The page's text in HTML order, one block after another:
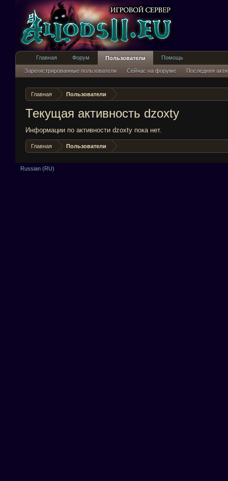
Главная Пользователи
Текущая активность dzoxty
Информации по активности dzoxty пока нет.
Главная Пользователи
Главная Форум Пользователи
Зарегистрированные пользователи Сейчас на форуме Последняя
Помощь
Russian (RU)